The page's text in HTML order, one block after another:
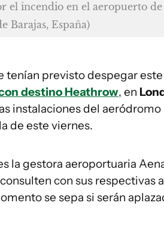
el incendio en el aeropuerto
Barajas, España)
tenían previsto despegar
destino Heathrow, en
instalaciones del
de este viernes.
la gestora aeroportuaria
con sus respectivas
se sepa si serán